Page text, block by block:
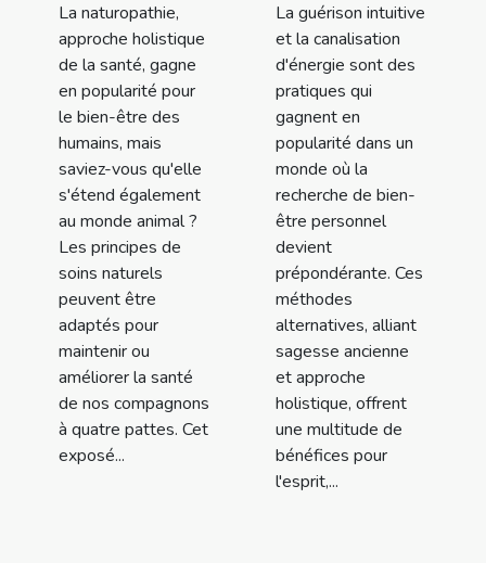
La naturopathie,
approche holistique
de la santé, gagne
en popularité pour
le bien-être des
humains, mais
saviez-vous qu'elle
s'étend également
au monde animal ?
Les principes de
soins naturels
peuvent être
adaptés pour
maintenir ou
améliorer la santé
de nos compagnons
à quatre pattes. Cet
exposé...
La guérison intuitive
et la canalisation
d'énergie sont des
pratiques qui
gagnent en
popularité dans un
monde où la
recherche de bien-
être personnel
devient
prépondérante. Ces
méthodes
alternatives, alliant
sagesse ancienne
et approche
holistique, offrent
une multitude de
bénéfices pour
l'esprit,...